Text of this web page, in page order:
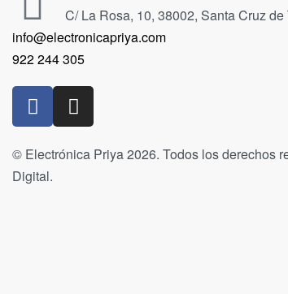
C/ La Rosa, 10, 38002, Santa Cruz
info@electronicapriya.com
922 244 305
© Electrónica Priya 2026. Todos los derechos
Digital.